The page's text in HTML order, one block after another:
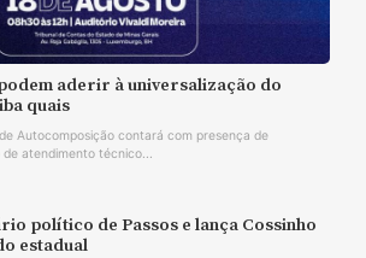
aderir à universalização do
quais
Autocomposição contará com presença de
atendimento técnico...
político de Passos e lança Cossinho
estadual